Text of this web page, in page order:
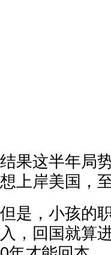
结果这半年局
想上岸美国，
但是，小孩的
入，回国就算